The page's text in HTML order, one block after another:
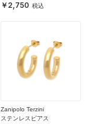
2,750
Zanipolo Terzini
ステンレスピアス